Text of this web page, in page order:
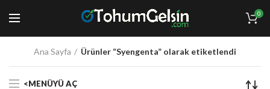
0
Ana Sayfa Ürünler “Syengenta” olarak etiketlendi
<MENÜYÜ AÇ